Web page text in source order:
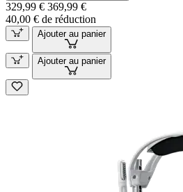
329,99 € 369,99 €
40,00 € de réduction
Ajouter au panier
Ajouter au panier